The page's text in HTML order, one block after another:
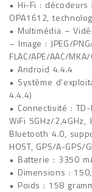
• Hi-Fi : décodeurs
OPA1612,
• Multimédia –
– Image : JPEG/
FLAC/APE/AAC/
• Android 4.4.4
• Système
4.4.4)
• Connectivité : TD-
WiFi 5GHz/
Bluetooth 4.0,
HOST, GPS/A-GPS/
• Batterie : 3350
• Dimensions :
• Poids : 158